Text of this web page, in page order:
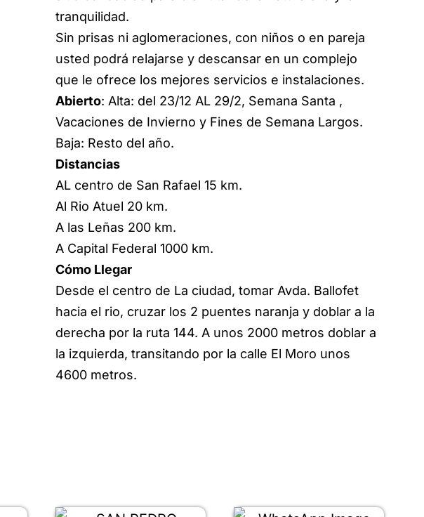
tranquilidad.
Sin prisas ni aglomeraciones, con niños o en pareja
usted podrá relajarse y descansar en un complejo
que le ofrece los mejores servicios e instalaciones.
Abierto: Alta: del 23/12 AL 29/2, Semana Santa ,
Vacaciones de Invierno y Fines de Semana Largos.
Baja: Resto del año.
Distancias
AL centro de San Rafael 15 km.
Al Rio Atuel 20 km.
A las Leñas 200 km.
A Capital Federal 1000 km.
Cómo Llegar
Desde el centro de La ciudad, tomar Avda. Ballofet
hacia el rio, cruzar los 2 puentes naranja y doblar a la
derecha por la ruta 144. A unos 2000 metros doblar a
la izquierda, transitando por la calle El Moro unos
4600 metros.